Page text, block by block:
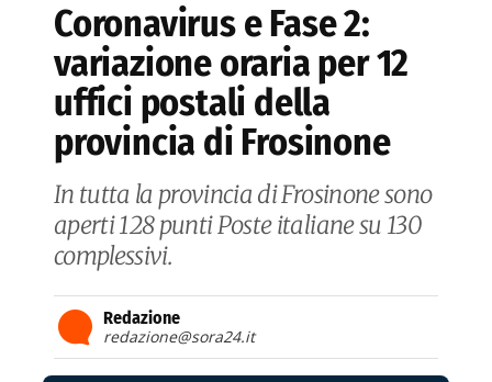
Coronavirus e Fase 2:
variazione oraria per 12
uffici postali della
provincia di Frosinone
In tutta la provincia di Frosinone sono
aperti 128 punti Poste italiane su 130
complessivi.
Redazione
redazione@sora24.it